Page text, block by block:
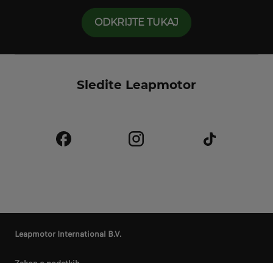
ODKRIJTE TUKAJ
Sledite Leapmotor
Leapmotor International B.V.